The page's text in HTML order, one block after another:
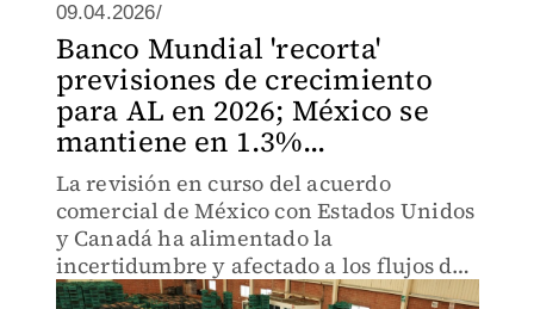
09.04.2026/
Banco Mundial 'recorta'
previsiones de crecimiento
para AL en 2026; México se
mantiene en 1.3%...
La revisión en curso del acuerdo
comercial de México con Estados Unidos
y Canadá ha alimentado la
incertidumbre y afectado a los flujos de
inversión.